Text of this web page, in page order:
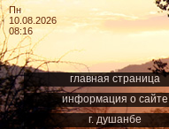
Пн
10.08.2026
08:16
главная страница
информация о сайте
г. душанбе